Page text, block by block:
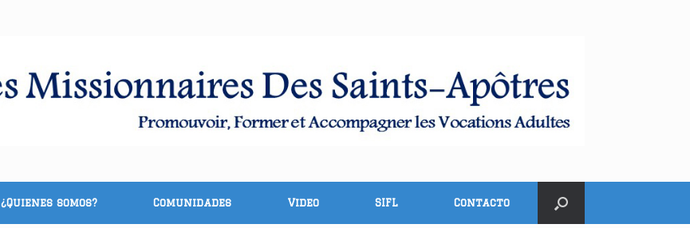
¿Quienes somos? Comunidades Video SIFL Contacto